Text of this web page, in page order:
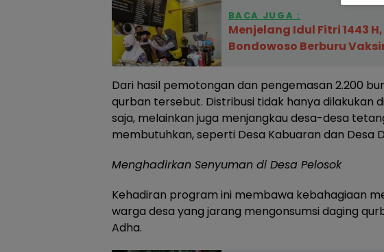
BACA JUGA :
Menjelang Idul Fitri 1443
Bondowoso Berburu
Dari hasil pemotongan dan pengemasan 2.200
qurban tersebut. Distribusi tidak hanya dilakukan
saja, melainkan juga menjangkau desa-desa
membutuhkan, seperti Desa Kabuaran dan Desa
Menghadirkan Senyuman di Desa Pelosok
Kehadiran program ini membawa kebahagiaan
warga desa yang jarang mengonsumsi daging
Adha.